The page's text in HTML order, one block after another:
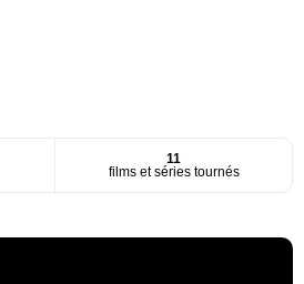
11
films et séries tournés